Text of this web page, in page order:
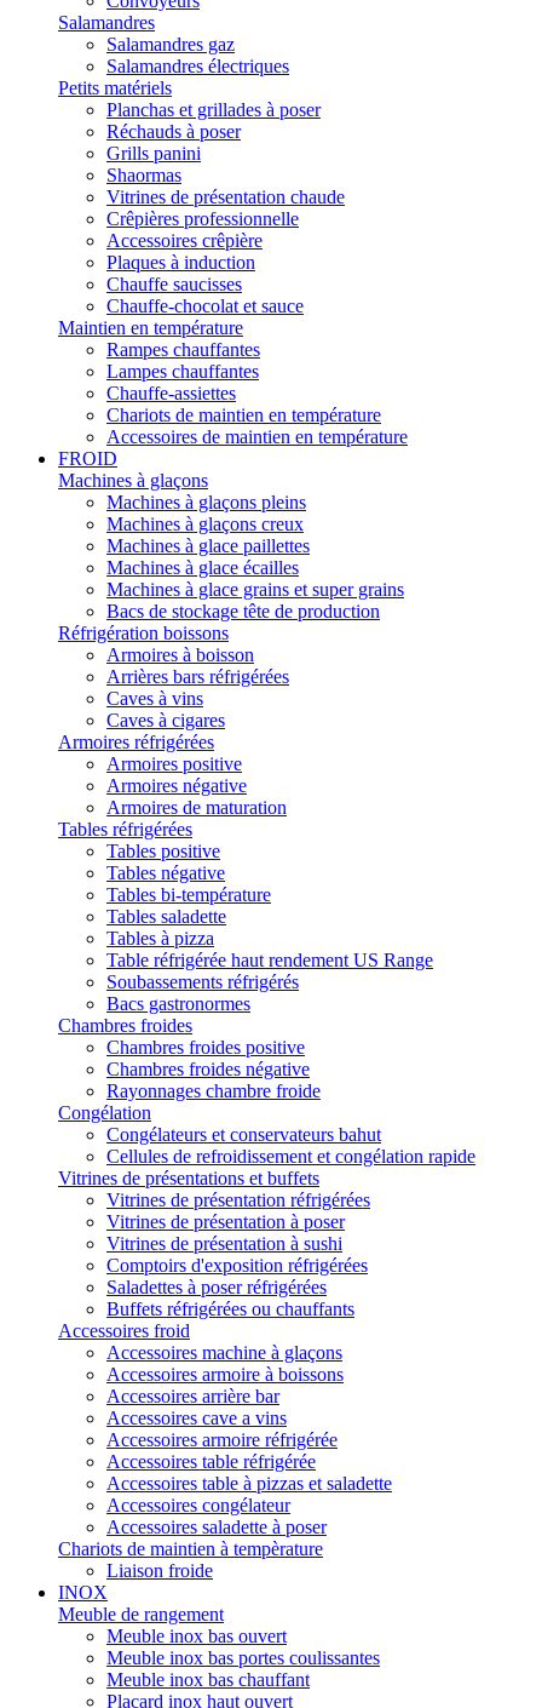
Salamandres
Salamandres gaz
Salamandres électriques
Petits matériels
Planchas et grillades à poser
Réchauds à poser
Grills panini
Shaormas
Vitrines de présentation chaude
Crêpières professionnelle
Accessoires crêpière
Plaques à induction
Chauffe saucisses
Chauffe-chocolat et sauce
Maintien en température
Rampes chauffantes
Lampes chauffantes
Chauffe-assiettes
Chariots de maintien en température
Accessoires de maintien en température
FROID
Machines à glaçons
Machines à glaçons pleins
Machines à glaçons creux
Machines à glace paillettes
Machines à glace écailles
Machines à glace grains et super grains
Bacs de stockage tête de production
Réfrigération boissons
Armoires à boisson
Arrières bars réfrigérées
Caves à vins
Caves à cigares
Armoires réfrigérées
Armoires positive
Armoires négative
Armoires de maturation
Tables réfrigérées
Tables positive
Tables négative
Tables bi-température
Tables saladette
Tables à pizza
Table réfrigérée haut rendement US Range
Soubassements réfrigérés
Bacs gastronormes
Chambres froides
Chambres froides positive
Chambres froides négative
Rayonnages chambre froide
Congélation
Congélateurs et conservateurs bahut
Cellules de refroidissement et congélation rapide
Vitrines de présentations et buffets
Vitrines de présentation réfrigérées
Vitrines de présentation à poser
Vitrines de présentation à sushi
Comptoirs d'exposition réfrigérées
Saladettes à poser réfrigérées
Buffets réfrigérées ou chauffants
Accessoires froid
Accessoires machine à glaçons
Accessoires armoire à boissons
Accessoires arrière bar
Accessoires cave a vins
Accessoires armoire réfrigérée
Accessoires table réfrigérée
Accessoires table à pizzas et saladette
Accessoires congélateur
Accessoires saladette à poser
Chariots de maintien à tempèrature
Liaison froide
INOX
Meuble de rangement
Meuble inox bas ouvert
Meuble inox bas portes coulissantes
Meuble inox bas chauffant
Placard inox haut ouvert